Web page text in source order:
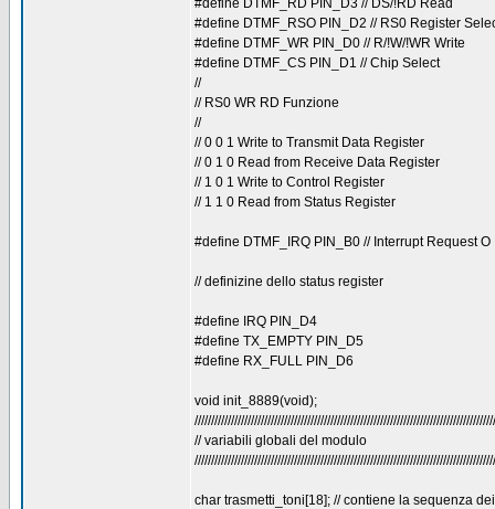
#define DTMF_RD PIN_D3 // DS/!RD Read
#define DTMF_RSO PIN_D2 // RS0 Register
#define DTMF_WR PIN_D0 // R/!W/!WR Write
#define DTMF_CS PIN_D1 // Chip Select
//
// RS0 WR RD Funzione
//
// 0 0 1 Write to Transmit Data Register
// 0 1 0 Read from Receive Data Register
// 1 0 1 Write to Control Register
// 1 1 0 Read from Status Register
#define DTMF_IRQ PIN_B0 // Interrupt Request O
// definizine dello status register
#define IRQ PIN_D4
#define TX_EMPTY PIN_D5
#define RX_FULL PIN_D6
void init_8889(void);
// variabili globali del modulo
char trasmetti_toni[18]; // contiene la sequenza